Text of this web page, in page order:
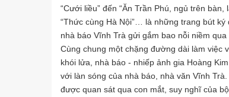
“Cưới liều” đến “Ăn Trần Phú, ngủ trên
“Thức cùng Hà Nội”… là những trang bút
nhà báo Vĩnh Trà gửi gắm bao nỗi niềm qua
Cùng chung một chặng đường dài làm việc
khói lửa, nhà báo - nhiếp ảnh gia Hoàng
với làn sóng của nhà báo, nhà văn Vĩnh
được quan sát qua con mắt, suy nghĩ của